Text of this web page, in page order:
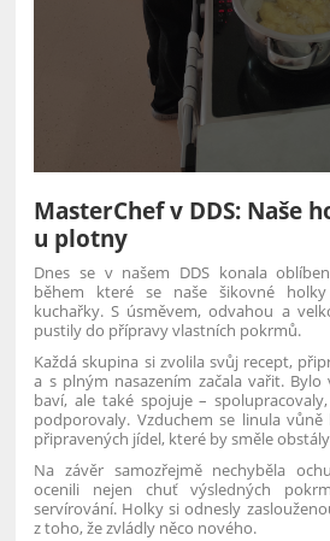
MasterChef v DDS: Naše
u plotny
Dnes se v našem DDS konala
během které se naše šikovné
kuchařky. S úsměvem, odvahou a
pustily do přípravy vlastních pokrmů.
Každá skupina si zvolila svůj recept,
a s plným nasazením začala vařit.
baví, ale také spojuje –
podporovaly. Vzduchem se linula
připravených jídel, které by směle
Na závěr samozřejmě nechyběla
ocenili nejen chuť výsledných
servírování. Holky si odnesly
z toho, že zvládly něco nového.